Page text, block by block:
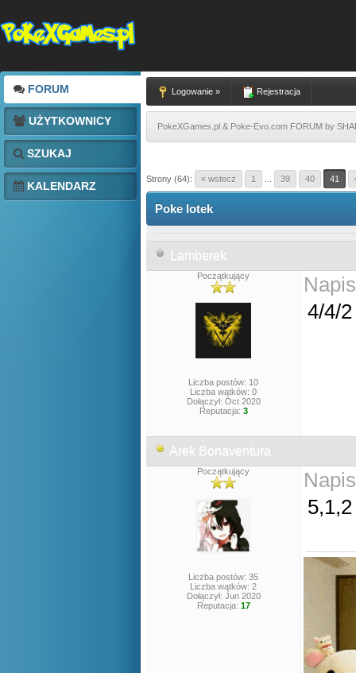
FORUM
UŻYTKOWNICY
SZUKAJ
KALENDARZ
Logowanie » Rejestracja
PokeXGames.pl & Poke-Evo.com FORUM by
Strony (64): « wstecz 1 39 40 41
Poke lotek
Lamberek
Początkujący
Liczba postów: 10
Liczba wątków: 0
Dołączył: Oct 2020
Reputacja: 3
4/4/
Arek Bonaventura
Początkujący
Liczba postów: 35
Liczba wątków: 2
Dołączył: Jun 2020
Reputacja: 17